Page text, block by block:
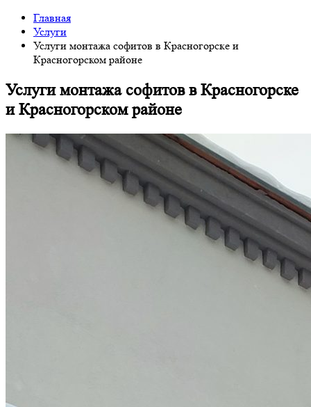
Главная
Услуги
Услуги монтажа софитов в Красногорске и
Красногорском районе
Услуги монтажа софитов в Красногорске
и Красногорском районе